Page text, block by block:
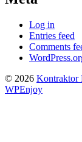
Log in
Entries feed
Comments
© 2026 Kontraktor
WPEnjoy